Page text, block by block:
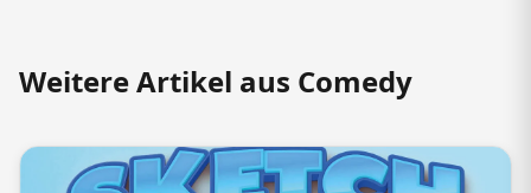
Weitere Artikel aus Comedy